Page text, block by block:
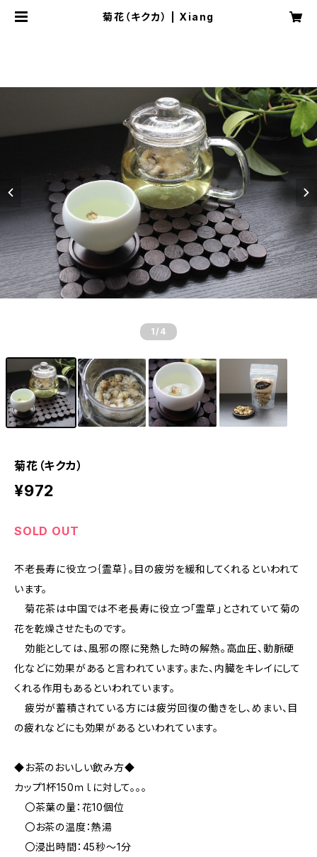
菊花（キクカ） | Xiang
1 /4
菊花（キクカ）
¥972
SOLD OUT
不老長寿に役立つ｛霊草｝。目の疲労を緩和してくれるといわれて
います。
菊花茶は中国では不老長寿に役立つ「霊草」とされていて菊の
花を乾燥させたものです。
効能としては、風邪の際に発熱した時の解熱。高血圧、動脈硬
化などに効果があると言われています。また、内臓をキレイにして
くれる作用もあるといわれています。
疲労が蓄積されている方には疲労回復の働きをし、めまい、目
の疲れなどにも効果があるといわれています。
◆お茶のおいしい飲み方◆
カップ1杯150ｍｌに対して。。。
〇茶葉の量：花10個位
〇お茶の温度：熱湯
〇浸出時間：45秒～1分